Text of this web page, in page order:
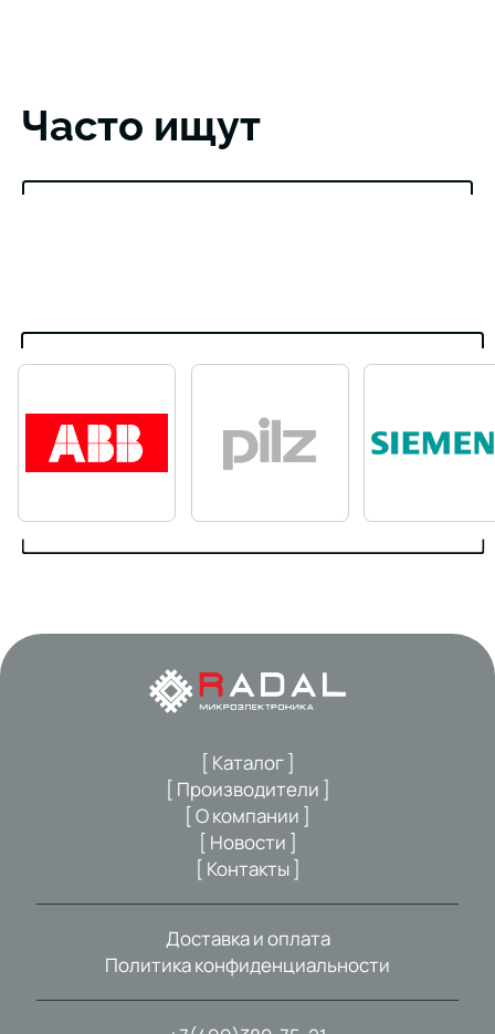
Часто ищут
[ Каталог ]
[ Производители ]
[ О компании ]
[ Новости ]
[ Контакты ]
Доставка и оплата
Политика конфиденциальности